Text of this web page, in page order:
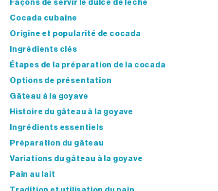
Façons de servir le dulce de leche
Cocada cubaine
Origine et popularité de cocada
Ingrédients clés
Étapes de la préparation de la cocada
Options de présentation
Gâteau à la goyave
Histoire du gâteau à la goyave
Ingrédients essentiels
Préparation du gâteau
Variations du gâteau à la goyave
Pain au lait